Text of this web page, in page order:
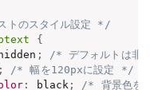
トのスタイル設定 */
{
;
/* デフォルトは非
;
/* 幅を120pxに設定 */
: black ;
/* 背景色を